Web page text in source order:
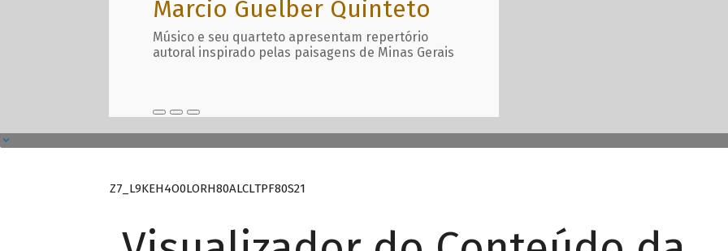
Marcio Guelber Quinteto
Músico e seu quarteto apresentam repertório
autoral inspirado pelas paisagens de Minas Gerais
Z7_L9KEH4O0LORH80ALCLTPF80S21